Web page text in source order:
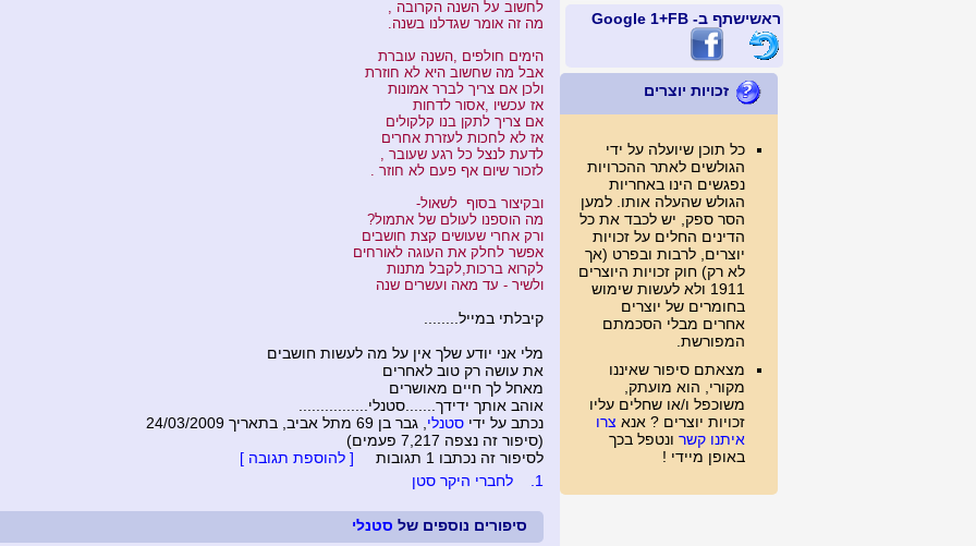
ראשישתף ב- FB +1 Google
זכויות יוצרים
כל תוכן שיועלה על ידי
הגולשים לאתר ההכרויות
נפגשים הינו באחריות
הגולש שהעלה אותו. למען
הסר ספק, יש לכבד את כל
הדינים החלים על זכויות
יוצרים, לרבות ובפרט (אך
לא רק) חוק זכויות היוצרים
1911 ולא לעשות שימוש
בחומרים של יוצרים
אחרים מבלי הסכמתם
המפורשת.
מצאתם סיפור שאיננו
מקורי, הוא מועתק,
משוכפל ו/או שחלים עליו
זכויות יוצרים ? אנא צרו
איתנו קשר ונטפל בכך
באופן מיידי !
לחשוב על השנה הקרובה ,
מה זה אומר שגדלנו בשנה.
הימים חולפים ,השנה עוברת
אבל מה שחשוב היא לא חוזרת
ולכן אם צריך לברר אמונות
אז עכשיו ,אסור לדחות
אם צריך לתקן בנו קלקולים
אז לא לחכות לעזרת אחרים
לדעת לנצל כל רגע שעובר ,
לזכור שיום אף פעם לא חוזר .
ובקיצור בסוף לשאול-
מה הוספנו לעולם של אתמול?
ורק אחרי שעושים קצת חושבים
אפשר לחלק את העוגה לאורחים
לקרוא ברכות,לקבל מתנות
ולשיר - עד מאה ועשרים שנה
קיבלתי במייל........
מלי אני יודע שלך אין על מה לעשות חושבים
את עושה רק טוב לאחרים
מאחל לך חיים מאושרים
אוהב אותך ידידך.......סטנלי................
נכתב על ידי סטנלי , גבר בן 69 מתל אביב, בתאריך 24/03/2009
(סיפור זה נצפה 7,217 פעמים)
לסיפור זה נכתבו 1 תגובות
[ להוספת תגובה ]
1.
לחברי היקר סטן
סיפורים נוספים של סטנלי